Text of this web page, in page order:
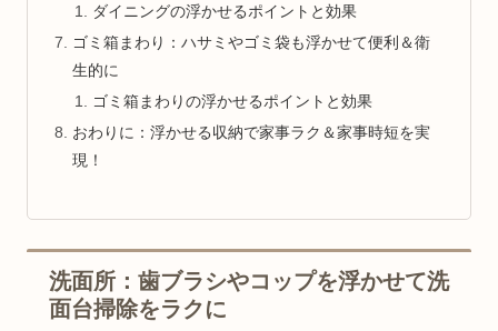
ダイニングの浮かせるポイントと効果
ゴミ箱まわり：ハサミやゴミ袋も浮かせて便利＆衛
生的に
ゴミ箱まわりの浮かせるポイントと効果
おわりに：浮かせる収納で家事ラク＆家事時短を実
現！
洗面所：歯ブラシやコップを浮かせて洗
面台掃除をラクに